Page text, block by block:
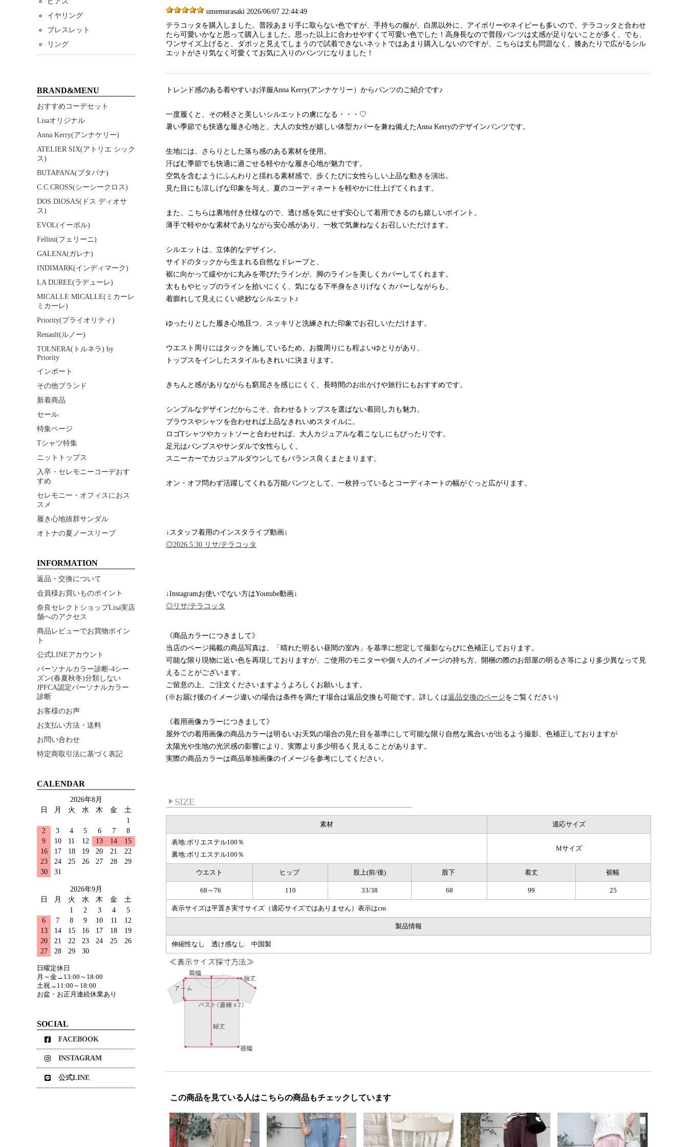
umemurasaki 2026/06/07 22:44:49
テラコッタを購入しました。普段あまり手に取らない色ですが、手持ちの服が、白黒以外に、アイボリーやネイビーも多いので、テラコッタと合わせ
たら可愛いかなと思って購入しました。思った以上に合わせやすくて可愛い色でした！高身長なので普段パンツは丈感が足りないことが多く、でも、
ワンサイズ上げると、ダボッと見えてしまうので試着できないネットではあまり購入しないのですが、こちらは丈も問題なく、膝あたりで広がるシル
エットがさり気なく可愛くてお気に入りのパンツになりました！
トレンド感のある着やすいお洋服Anna Kerry(アンナケリー）からパンツのご紹介です♪
一度履くと、その軽さと美しいシルエットの虜になる・・・♡
暑い季節でも快適な履き心地と、大人の女性が嬉しい体型カバーを兼ね備えたAnna Kerryのデザインパンツです。
生地には、さらりとした落ち感のある素材を使用。
汗ばむ季節でも快適に過ごせる軽やかな履き心地が魅力です。
空気を含むようにふんわりと揺れる素材感で、歩くたびに女性らしい上品な動きを演出。
見た目にも涼しげな印象を与え、夏のコーディネートを軽やかに仕上げてくれます。
また、こちらは裏地付き仕様なので、透け感を気にせず安心して着用できるのも嬉しいポイント。
薄手で軽やかな素材でありながら安心感があり、一枚で気兼ねなくお召しいただけます。
シルエットは、立体的なデザイン。
サイドのタックから生まれる自然なドレープと、
裾に向かって緩やかに丸みを帯びたラインが、脚のラインを美しくカバーしてくれます。
太ももやヒップのラインを拾いにくく、気になる下半身をさりげなくカバーしながらも、
着膨れして見えにくい絶妙なシルエット♪
ゆったりとした履き心地且つ、スッキリと洗練された印象でお召しいただけます。
ウエスト周りにはタックを施しているため、お腹周りにも程よいゆとりがあり、
トップスをインしたスタイルもきれいに決まります。
きちんと感がありながらも窮屈さを感じにくく、長時間のお出かけや旅行にもおすすめです。
シンプルなデザインだからこそ、合わせるトップスを選ばない着回し力も魅力。
ブラウスやシャツを合わせれば上品なきれいめスタイルに。
ロゴTシャツやカットソーと合わせれば、大人カジュアルな着こなしにもぴったりです。
足元はパンプスやサンダルで女性らしく、
スニーカーでカジュアルダウンしてもバランス良くまとまります。
オン・オフ問わず活躍してくれる万能パンツとして、一枚持っているとコーディネートの幅がぐっと広がります。
↓スタッフ着用のインスタライブ動画↓
◎2026.5.30 リサ/テラコッタ
↓Instagramお使いでない方はYoutube動画↓
◎リサ/テラコッタ
《商品カラーにつきまして》
当店のページ掲載の商品写真は、「晴れた明るい昼間の室内」を基準に想定して撮影ならびに色補正しております。
可能な限り現物に近い色を再現しておりますが、ご使用のモニターや個々人のイメージの持ち方、開梱の際のお部屋の明るさ等により多少異なって見
えることがございます。
ご留意の上、ご注文くださいますようよろしくお願いします。
(※お届け後のイメージ違いの場合は条件を満たす場合は返品交換も可能です。詳しくは返品交換のページをご覧ください)
《着用画像カラーにつきまして》
屋外での着用画像の商品カラーは明るいお天気の場合の見た目を基準にして可能な限り自然な風合いが出るよう撮影、色補正しておりますが
太陽光や生地の光沢感の影響により、実際より多少明るく見えることがあります。
実際の商品カラーは商品単独画像のイメージを参考にしてください。
素材 適応サイズ
表地:ポリエステル100％
裏地:ポリエステル100％
Mサイズ
ウエスト ヒップ 股上(前/後) 股下 着丈 裾幅
68～76 110 33/38 68 99 25
表示サイズは平置き実寸サイズ（適応サイズではありません）表示はcm
製品情報
伸縮性なし 透け感なし 中国製
この商品を見ている人はこちらの商品もチェックしています
イヤリング
ブレスレット
リング
BRAND&MENU
おすすめコーデセット
Lisaオリジナル
Anna Kerry(アンナケリー)
ATELIER SIX(アトリエ シック
ス)
BUTAPANA(ブタパナ)
C.C.CROSS(シーシークロス)
DOS DIOSAS(ドス ディオサ
ス)
EVOL(イーボル)
Fellini(フェリーニ)
GALENA(ガレナ)
INDIMARK(インディマーク)
LA DUREE(ラデューレ)
MICALLE MICALLE(ミカーレ
ミカーレ)
Priority(プライオリティ)
Renault(ルノー)
TOLNERA(トルネラ) by
Priority
インポート
その他ブランド
新着商品
セール
特集ページ
Tシャツ特集
ニットトップス
入卒・セレモニーコーデおす
すめ
セレモニー・オフィスにおス
スメ
履き心地抜群サンダル
オトナの夏ノースリーブ
INFORMATION
返品・交換について
会員様お買いものポイント
奈良セレクトショップLisa実店
舗へのアクセス
商品レビューでお買物ポイン
ト
公式LINEアカウント
パーソナルカラー診断-4シー
ズン(春夏秋冬)分類しない
JPFCA認定パーソナルカラー
診断
お客様のお声
お支払い方法・送料
お問い合わせ
特定商取引法に基づく表記
CALENDAR
2026年8月
日
月 火 水 木 金
土
1
2
3 4 5 6 7
8
9
10 11 12 13 14
15
16
17 18 19 20 21
22
23
24 25 26 27 28
29
30
31
2026年9月
日
月 火 水 木 金
土
1
2 3 4
5
6
7 8 9 10 11
12
13
14 15 16 17 18
19
20
21 22 23 24 25
26
27
28 29 30
日曜定休日
月～金→13:00～18:00
土祝→11:00～18:00
お盆・お正月連続休業あり
SOCIAL
FACEBOOK
INSTAGRAM
公式LINE